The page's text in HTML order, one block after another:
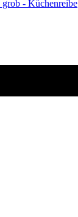
- Küchenreibe